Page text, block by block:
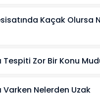
Kaçak Olursa
Tespiti Zor Bir Konu
Varken Nelerden Uzak